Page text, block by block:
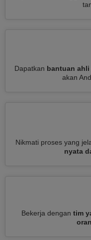
Dapatkan bantuan ahli
akan
Nikmati proses yang
nyata
Bekerja dengan tim